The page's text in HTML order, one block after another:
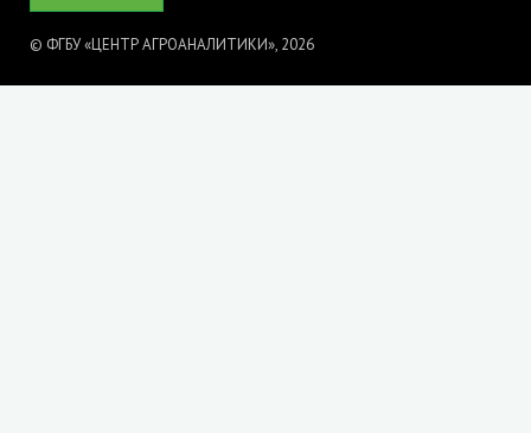
© ФГБУ «ЦЕНТР АГРОАНАЛИТИКИ», 2026